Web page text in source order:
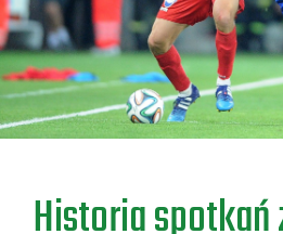
a
Historia spotkań